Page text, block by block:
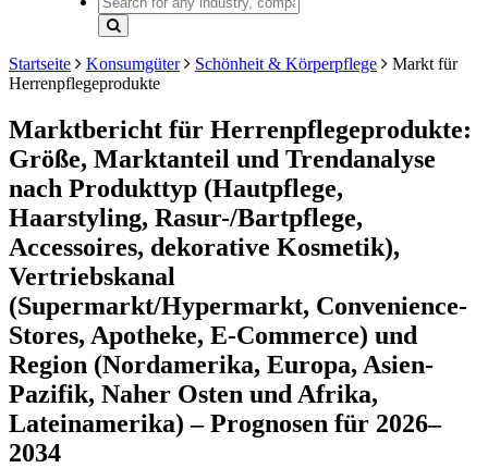
Startseite Konsumgüter Schönheit & Körperpflege
Markt für
Herrenpflegeprodukte
Marktbericht für Herrenpflegeprodukte:
Größe, Marktanteil und Trendanalyse
nach Produkttyp (Hautpflege,
Haarstyling, Rasur-/Bartpflege,
Accessoires, dekorative Kosmetik),
Vertriebskanal
(Supermarkt/Hypermarkt, Convenience-
Stores, Apotheke, E-Commerce) und
Region (Nordamerika, Europa, Asien-
Pazifik, Naher Osten und Afrika,
Lateinamerika) – Prognosen für 2026–
2034